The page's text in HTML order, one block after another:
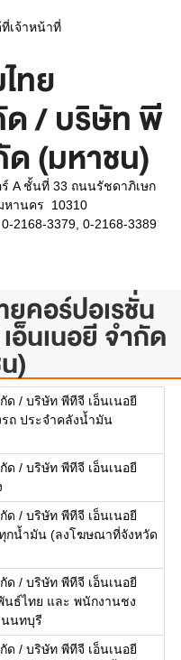
เจ้าหน้าที่
ทย
ด / บริษัท พี
ด (มหาชน)
ร์ A ชั้นที่ 33 ถนนรัชดาภิเษก
หานคร 10310
2168-3379, 0-2168-3389
ยคอร์ปอเรชั่น
นเนอยี จำกัด
)
ด / บริษัท พีทีจี เอ็นเนอยี
ถ ประจำคลังน้ำมัน
ด / บริษัท พีทีจี เอ็นเนอยี
ด / บริษัท พีทีจี เอ็นเนอยี
กน้ำมัน (ลงโฆษณาที่จังหวัด
ด / บริษัท พีทีจี เอ็นเนอยี
นธ์ไทย และ พนักงานชง
นนทบุรี
ด / บริษัท พีทีจี เอ็นเนอยี